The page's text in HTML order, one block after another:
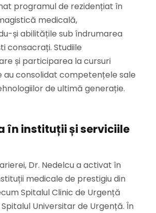
programul de rezidențiat în
medicală,
și abilitățile sub îndrumarea
consacrați. Studiile
și participarea la cursuri
au consolidat competențele sale
de ultimă generație.
în instituții și serviciile
Dr. Nedelcu a activat în
medicale de prestigiu din
Spitalul Clinic de Urgență
Spitalul Universitar de Urgență. În